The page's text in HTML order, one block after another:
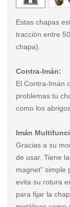
Estas chapas
tracción entre
chapa).
Contra-Imán:
El Contra-Imán
problemas tu
como los
Imán
Gracias a su
de usar. Tiene
magnet" simple
evita su rotura
para fijar la